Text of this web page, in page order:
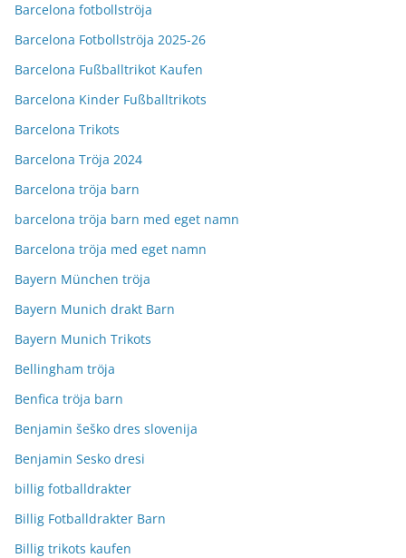
Barcelona fotbollströja
Barcelona Fotbollströja 2025-26
Barcelona Fußballtrikot Kaufen
Barcelona Kinder Fußballtrikots
Barcelona Trikots
Barcelona Tröja 2024
Barcelona tröja barn
barcelona tröja barn med eget namn
Barcelona tröja med eget namn
Bayern München tröja
Bayern Munich drakt Barn
Bayern Munich Trikots
Bellingham tröja
Benfica tröja barn
Benjamin šeško dres slovenija
Benjamin Sesko dresi
billig fotballdrakter
Billig Fotballdrakter Barn
Billig trikots kaufen